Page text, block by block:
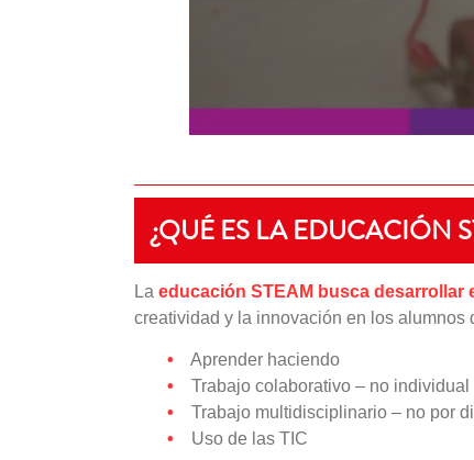
¿QUÉ ES LA EDUCACIÓN
La educación STEAM busca desarrollar
creatividad y la innovación en los alumnos
•
Aprender haciendo
•
Trabajo colaborativo – no individual
•
Trabajo multidisciplinario – no por
•
Uso de las TIC